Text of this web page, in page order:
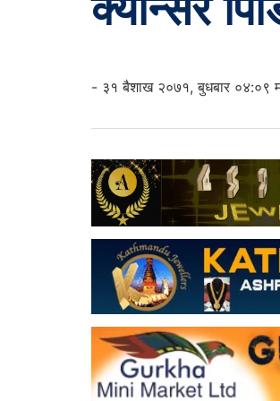
- ३१ बैशाख २०७१, बुधबार ०४:०९